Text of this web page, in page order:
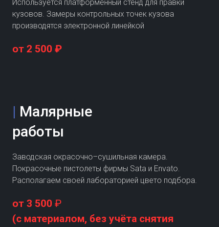
Используется платформенный стенд для правки
кузовов. Замеры контрольных точек кузова
производятся электронной линейкой
от 2 500 ₽
| Малярные
работы
Заводская окрасочно–сушильная камера.
Покрасочные пистолеты фирмы Sata и Envato.
Располагаем своей лабораторией цвето подбора.
от 3 500 ₽
(с материалом, без учёта снятия